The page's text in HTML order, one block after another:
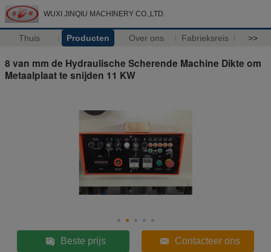
WUXI JINQIU MACHINERY CO.,LTD.
Thuis Producten Over ons Fabrieksreis >>
8 van mm de Hydraulische Scherende Machine Dikte om
Metaalplaat te snijden 11 KW
Beste prijs Contacteer ons